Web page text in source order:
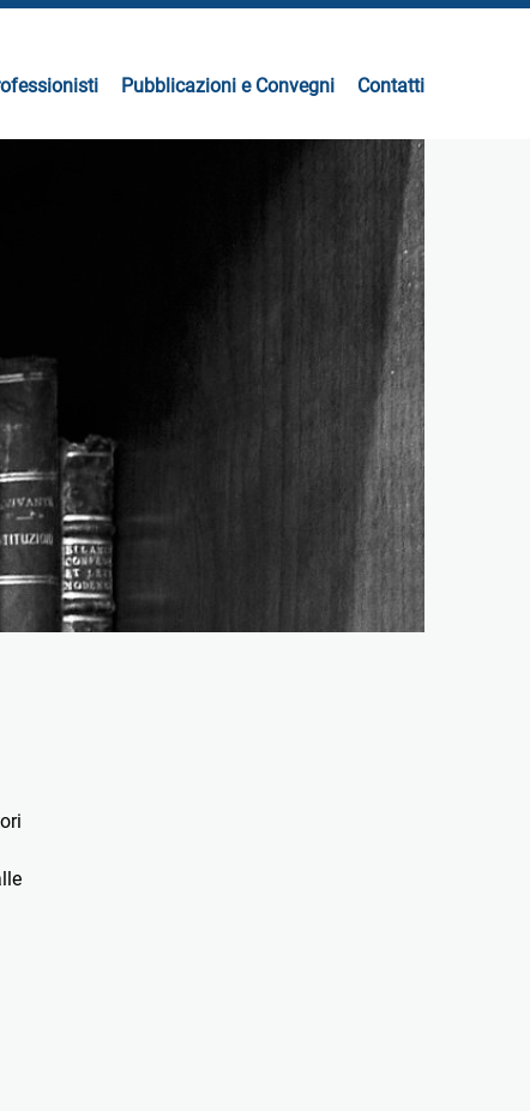
Pubblicazioni e Convegni Contatti